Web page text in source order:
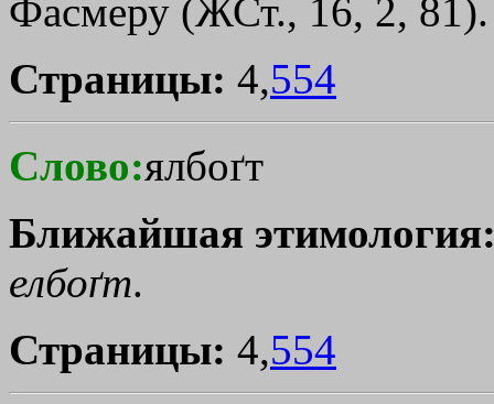
Фасмеру (ЖСт., 16, 2, 81).
Страницы: 4,554
Слово:ялбоґт
Ближайшая
елбоґт.
Страницы: 4,554